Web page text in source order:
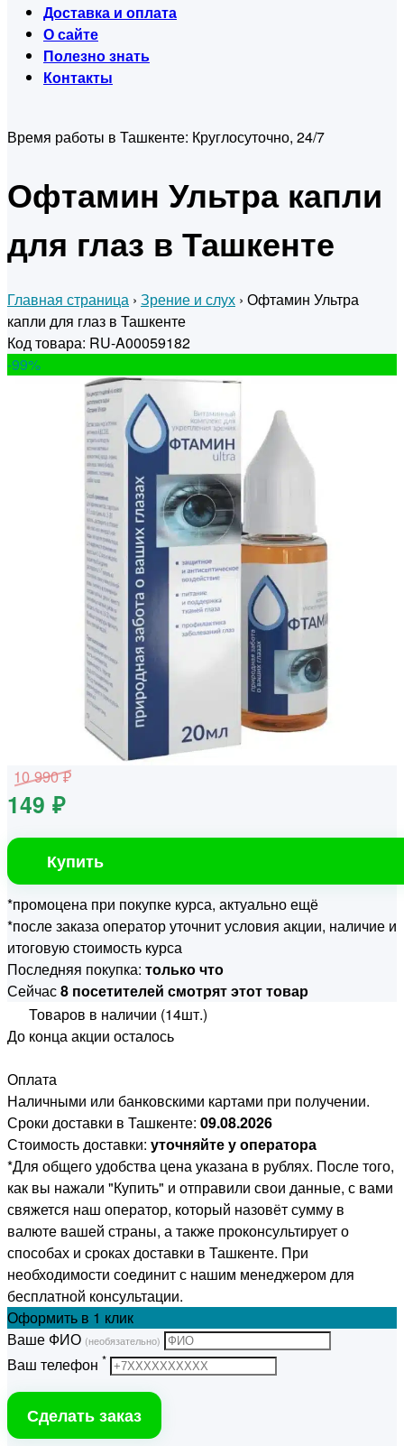
Доставка и оплата
О сайте
Полезно знать
Контакты
Время работы в Ташкенте: Круглосуточно, 24/7
Офтамин Ультра капли
для глаз в Ташкенте
Главная страница › Зрение и слух › Офтамин Ультра
капли для глаз в Ташкенте
Код товара: RU-A00059182
-99%
10 990 ₽
149 ₽
Купить
*промоцена при покупке курса, актуально ещё
*после заказа оператор уточнит условия акции, наличие и
итоговую стоимость курса
Последняя покупка: только что
Сейчас8 посетителей смотрят этот товар
Товаров в наличии (14шт.)
До конца акции осталось
Оплата
Наличными или банковскими картами при получении.
Сроки доставки в Ташкенте: 09.08.2026
Стоимость доставки: уточняйте у оператора
*Для общего удобства цена указана в рублях. После того,
как вы нажали "Купить" и отправили свои данные, с вами
свяжется наш оператор, который назовёт сумму в
валюте вашей страны, а также проконсультирует о
способах и сроках доставки в Ташкенте. При
необходимости соединит с нашим менеджером для
бесплатной консультации.
Оформить в 1 клик
Ваше ФИО (необязательно)
Ваш телефон *
Сделать заказ